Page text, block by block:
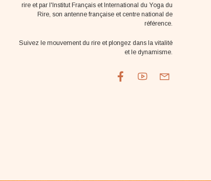
rire et par l'Institut Français et International du Yoga du
Rire, son antenne française et centre national de
référence.
Suivez le mouvement du rire et plongez dans la vitalité
et le dynamisme.